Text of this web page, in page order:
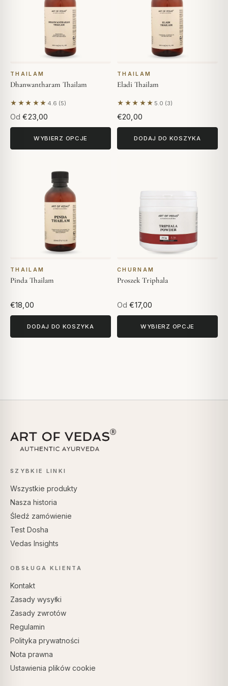
THAILAM
Dhanwantharam Thailam
★★★★★ 4.6 (5)
Na podstawie 5 opinii
Od €23,00
WYBIERZ OPCJE
THAILAM
Eladi Thailam
★★★★★ 5.0 (3)
Na podstawie 3 opinii
€20,00
DODAJ DO KOSZYKA
THAILAM
Pinda Thailam
€18,00
DODAJ DO KOSZYKA
CHURNAM
Proszek Triphala
Od €17,00
WYBIERZ OPCJE
SZYBKIE LINKI
Wszystkie produkty
Nasza historia
Śledź zamówienie
Test Dosha
Vedas Insights
OBSŁUGA KLIENTA
Kontakt
Zasady wysyłki
Zasady zwrotów
Regulamin
Polityka prywatności
Nota prawna
Ustawienia plików cookie